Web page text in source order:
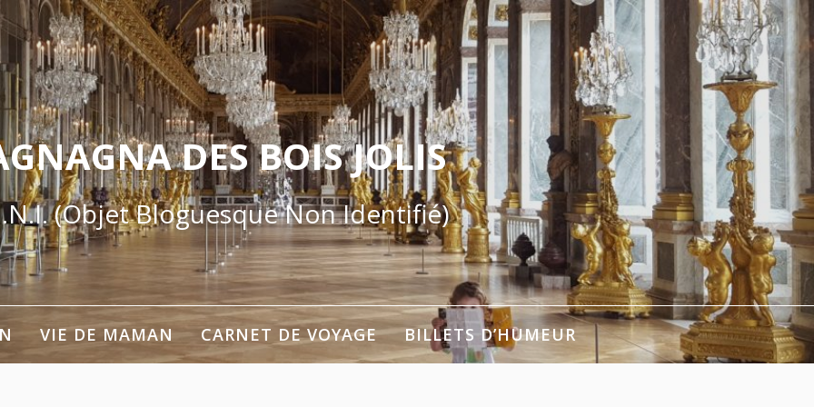
DES BOIS JOLIS
(Objet Bloguesque Non Identifié)
VIE DE MAMAN CARNET DE VOYAGE BILLETS D’HUMEUR